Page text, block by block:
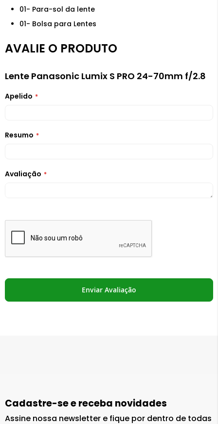
01- Para-sol da lente
01- Bolsa para Lentes
AVALIE O PRODUTO
Lente Panasonic Lumix S PRO 24-70mm f/2.8
Apelido
Resumo
Avaliação
Enviar Avaliação
Cadastre-se e receba novidades
Assine nossa newsletter e fique por dentro de todas